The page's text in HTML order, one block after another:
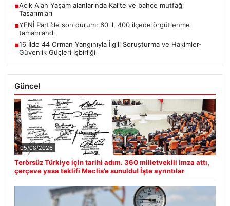
■Açık Alan Yaşam alanlarında Kalite ve bahçe mutfağı
Tasarımları
■YENİ Parti’de son durum: 60 il, 400 ilçede örgütlenme
tamamlandı
■16 İlde 44 Orman Yangınıyla İlgili Soruşturma ve Hakimler-
Güvenlik Güçleri İşbirliği
Güncel
05/08/2026
Terörsüz Türkiye için tarihi adım. 360 milletvekili imza attı,
çerçeve yasa teklifi Meclis’e sunuldu! İşte ayrıntılar